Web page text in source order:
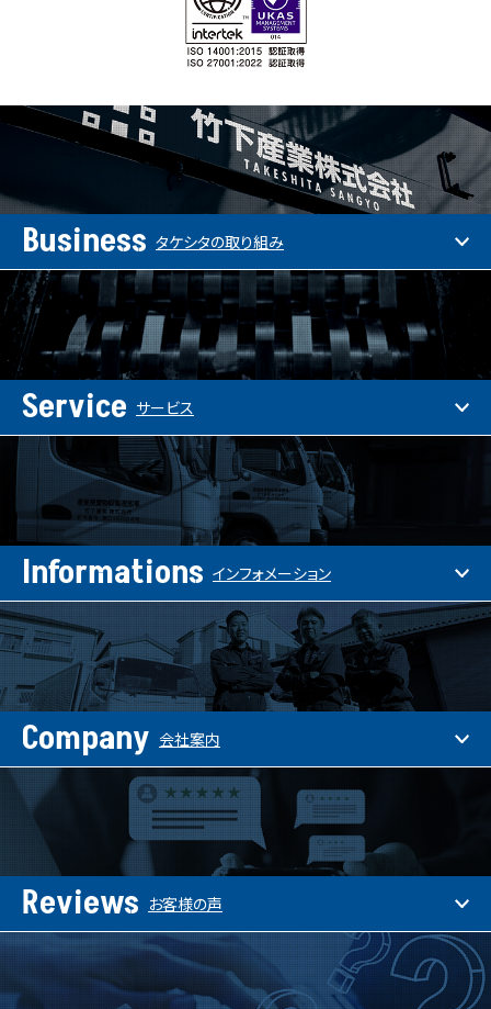
Business タケシタの取り組み
Service サービス
Informations インフォメーション
Company 会社案内
Reviews お客様の声